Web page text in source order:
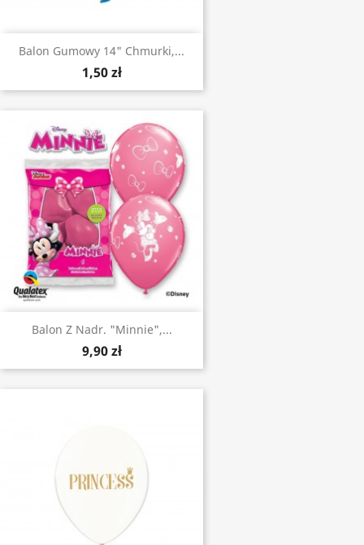
Balon Gumowy 14" Chmurki,...
1,50 zł
Balon Z Nadr. "Minnie",...
9,90 zł